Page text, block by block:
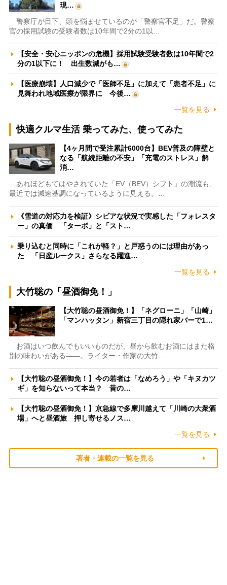
現…
警察庁が目下、頭を悩ませているのが「警察官不足」だ。警察
官の採用試験の受験者数は10年間で2分の1以…
【安全・安心ニッポンの危機】採用試験受験者数は10年間で2
分の1以下に！ 出生数減がも…
【医療崩壊】人口減少で「医師不足」に加えて「患者不足」に
見舞われ地域医療が限界に 今後…
一覧を見る
快適クルマ生活 乗ってみた、使ってみた
【4ヶ月間で受注累計6000台】BEV普及の障壁と
なる「航続距離の不安」「充電のストレス」解
消…
あれほどもてはやされていた「EV（BEV）シフト」の潮流も、
最近では減速基調になっているように見える。…
《雪道の対応力を検証》シビアな状況で実感した「フォレスタ
ー」の真価 「ターボ」と「スト…
乗り込むと同時に「これが軽？」と戸惑うのには理由があっ
た 「日産ルークス」さらなる躍進…
一覧を見る
大竹聡の「昼酒御免！」
【大竹聡の昼酒御免！】「ネグローニ」「山崎」
「マンハッタン」新宿三丁目の隠れ家バーで1…
お酒はいつ飲んでもいいものだが、昼から飲むお酒にはまた格
別の味わいがある――。ライター・作家の大竹…
【大竹聡の昼酒御免！】今の若者は「なめろう」や「キヌカツ
ギ」を知らないって本当？ 昔の…
【大竹聡の昼酒御免！】京急線で多摩川越えて「川崎の大衆酒
場」へと昼酒旅 押し寄せるノス…
一覧を見る
著者・連載の一覧を見る